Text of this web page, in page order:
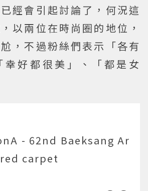
經會引起討論了，何況這
以兩位在時尚圈的地位，
，不過粉絲們表示「各有
幸好都很美」、「都是女
- 62nd Baeksang Ar
carpet